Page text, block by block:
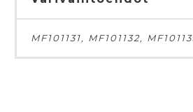
MF101131, MF101132,